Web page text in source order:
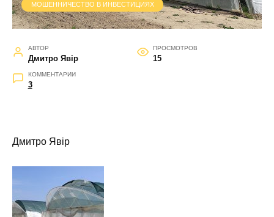
МОШЕННИЧЕСТВО В ИНВЕСТИЦИЯХ
АВТОР
Дмитро Явір
ПРОСМОТРОВ
15
КОММЕНТАРИИ
3
Дмитро Явір